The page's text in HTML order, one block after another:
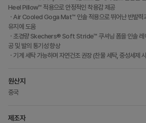
Heel Pillow™ 적용으로 안정적인 착용감 제공
ㆍAir Cooled Goga Mat™ 인솔 적용으로 뛰어난 반발력
유지에 도움
ㆍ초경량 Skechers® Soft Stride™ 쿠셔닝 폼을 인솔 레
공 및 발의 통기성 향상
ㆍ기계 세탁 가능하며 자연건조 권장 (찬물 세탁, 중성세제
원산지
중국
제조자